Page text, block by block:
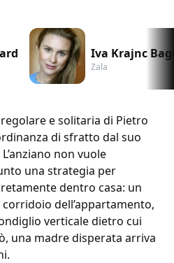
Iva Krajnc
Zala
e solitaria di Pietro
di sfratto dal suo
non vuole
una strategia per
dentro casa: un
dell’appartamento,
verticale dietro cui
una madre disperata arriva